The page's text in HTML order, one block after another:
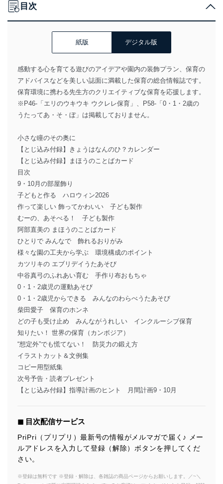
目次
紙版 デジタル版
感動する心を育てる遊びのアイデアや園内の装飾プラン、保育の
アドバイスなどを美しい誌面に満載した保育の総合情報誌です。
保育環境に携わる先生方のクリエイティブな保育を応援します。
※P46-「エリのウキウキ ウクレレ保育」、P58-「0・1・2歳の
うたってあ・そ・ぼ」は掲載しておりません。
小さな瞳のその奥に
【とじ込み付録】きょうはなんのひ？カレンダー
【とじ込み付録】まほうのことばカード
目次
9・10月の部屋飾り
子どもと作る ハロウィン2026
作って楽しい 飾ってかわいい 子ども製作
むーの、あそべる！ 子ども製作
阿部直美の まほうのことばカード
ひとりで みんなで 飾れるおりがみ
様々な園の工夫から学ぶ 環境構成のポイント
カツリキの エブリデイうたあそび
中谷真弓のふれあい育む 手作り布おもちゃ
0・1・2歳児の運動あそび
0・1・2歳児からできる みんなのわらべうたあそび
柴田愛子 保育のホンネ
どの子も受け止め みんながうれしい インクルーシブ保育
知りたい！ 世界の保育（カンボジア）
“想定外”でも慌てない！ 防災力の鍛え方
イラストカット＆文例集
コピー用型紙集
次号予告・読者プレゼント
【とじ込み付録】指導計画のヒント 月間計画9・10月
◼︎ 目次配信サービス
PriPri（プリプリ）最新号の情報がメルマガで届く♪ メー
ルアドレスを入力して登録（解除）ボタンを押してくだ
さい。
※登録は無料です ※登録・解除は、各雑誌の商品ページからお願いします。／~＼